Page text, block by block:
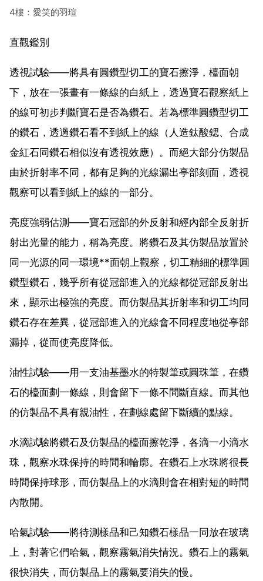
4樓：愛笑的羽瑄
直觀鑑別
透視試驗——將具有圓鑽型切工的寶石擦淨，檯面朝
下，放在一張畫有一條線的白紙上，透過寶石觀察紙上
的線可初步判斷寶石是否為鑽石。若為標準圓鑽型切工
的鑽石，透過鑽石看不到紙上的線（人造鈦酸鍶、合成
金紅石同鑽石相似沒有透視效應）。而絕大部分仿製品
由於折射率不同，都有足夠的光線漏出亭部刻面，透視
觀察可以看到紙上的線的一部分。
亮度強弱估測——寶石冠部的外反射和經內部全反射折
射出光量的能力，稱為亮度。將鑽石及其仿製品放置於
同一光源的同一環境**面朝上觀察，切工精細的標準圓
鑽型鑽石，幾乎所有從冠部進入的光線都從冠部反射出
來，顯示出極強的亮度。而仿製品其折射率和切工均同
鑽石存在差異，從冠部進入的光線會不同程度地從亭部
漏掉，從而使亮度降低。
油性試驗——用一支油基墨水的特製筆或圓珠筆，在鑽
石的檯面劃一條線，則會留下一條不間斷直線。而其他
的仿製品不具有親油性，在劃線處留下斷續的點線。
水滴試驗將鑽石及仿製品的檯面擦乾淨，各滴一小滴水
珠，觀察水珠保持的時間和輪廓。在鑽石上水珠將很長
時間保持球形，而仿製品上的水滴則會在相對短的時間
內散開。
哈氣試驗——將待測樣品和己知鑽石樣品一同放在玻璃
上，對著它們哈氣，觀察霧氣消失情況。鑽石上的霧氣
很快消失，而仿製品上的霧氣要消失的慢。